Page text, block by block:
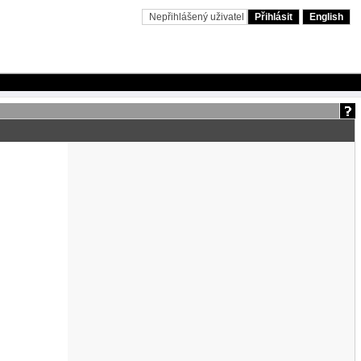
Nepřihlášený uživatel Přihlásit English